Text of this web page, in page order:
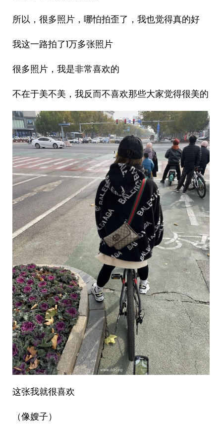
所以，很多照片，哪怕拍歪了，我也觉得真的好
我这一路拍了1万多张照片
很多照片，我是非常喜欢的
不在于美不美，我反而不喜欢那些大家觉得很美的
这张我就很喜欢
（像嫂子）